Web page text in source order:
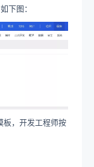
下图：
板，开发工程师按